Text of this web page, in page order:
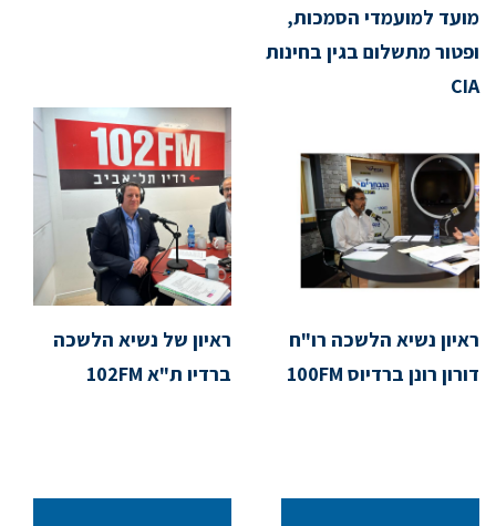
מועד למועמדי הסמכות,
ופטור מתשלום בגין בחינות
CIA
ראיון נשיא הלשכה רו"ח
דורון רונן ברדיוס 100FM
ראיון של נשיא הלשכה
ברדיו ת"א 102FM